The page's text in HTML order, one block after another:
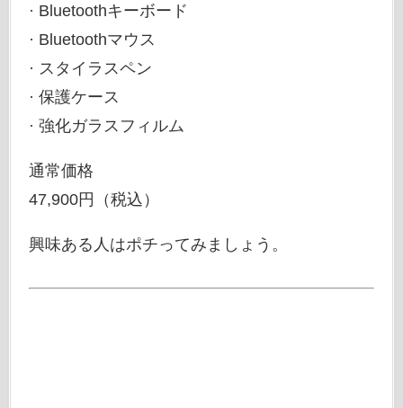
· Bluetoothキーボード
· Bluetoothマウス
· スタイラスペン
· 保護ケース
· 強化ガラスフィルム
通常価格
47,900円（税込）
興味ある人はポチってみましょう。